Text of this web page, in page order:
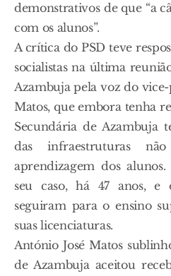
demonstrativos de que “a
com os alunos”.
A crítica do PSD teve
socialistas na última
Azambuja pela voz do
Matos, que embora tenha
Secundária de Azambuja
das infraestruturas
aprendizagem dos
seu caso, há 47 anos, e
seguiram para o ensino
suas licenciaturas.
António José Matos
de Azambuja aceitou